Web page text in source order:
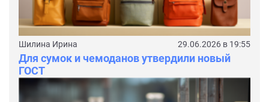
Шилина Ирина 29.06.2026 в 19:55
Для сумок и чемоданов утвердили новый
ГОСТ